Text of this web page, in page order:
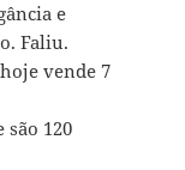
e
Faliu.
vende 7
são 120